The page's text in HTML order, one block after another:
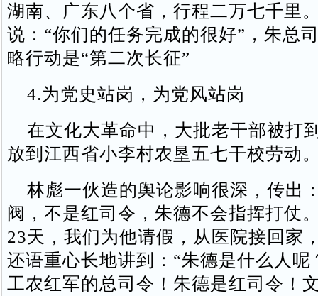
湖南、广东八个省，行程二万七千里
说：“你们的任务完成的很好”，朱总
略行动是“第二次长征”
4.为党史站岗，为党风站岗
在文化大革命中，大批老干部被打
放到江西省小李村农垦五七干校劳动
林彪一伙造的舆论影响很深，传出
阀，不是红司令，朱德不会指挥打仗
23天，我们为他请假，从医院接回家
还语重心长地讲到：“朱德是什么人呢
工农红军的总司令！朱德是红司令！